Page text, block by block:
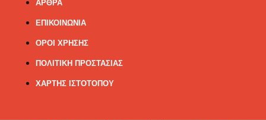
ΑΡΘΡΑ
ΕΠΙΚΟΙΝΩΝΙΑ
ΟΡΟΙ ΧΡΗΣΗΣ
ΠΟΛΙΤΙΚΗ ΠΡΟΣΤΑΣΙΑΣ
ΧΑΡΤΗΣ ΙΣΤΟΤΟΠΟΥ